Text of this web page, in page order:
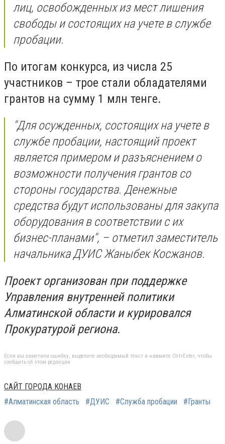
лиц, освобожденных из мест лишения
свободы и состоящих на учете в службе
пробации.
По итогам конкурса, из числа 25
участников – трое стали обладателями
грантов на сумму 1 млн тенге.
"Для осужденных, состоящих на учете в
службе пробации, настоящий проект
является примером и разъяснением о
возможности получения грантов со
стороны государства. Денежные
средства будут использованы для закупа
оборудования в соответствии с их
бизнес-планами", – отметил заместитель
начальника ДУИС Жаныбек Косжанов.
Проект организован при поддержке
Управления внутренней политики
Алматинской области и курировался
Прокуратурой региона.
Если вы заметили ошибку, выделите необходимый текст и нажмите Ctrl+Enter, чтобы
сообщить об этом редакции
САЙТ ГОРОДА КОНАЕВ
#Алматинская область
#ДУИС #Служба пробации #Гранты